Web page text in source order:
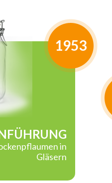
1953
in
Gläsern